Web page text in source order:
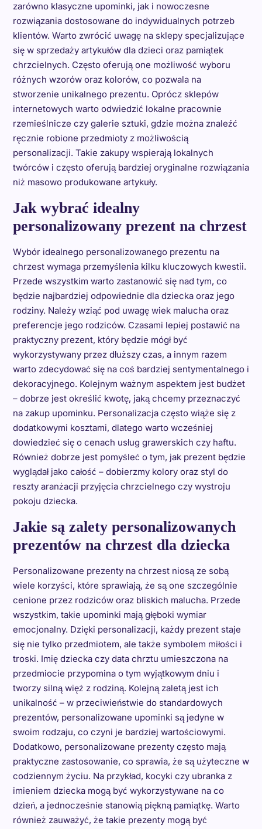
zarówno klasyczne upominki, jak i nowoczesne
rozwiązania dostosowane do indywidualnych potrzeb
klientów. Warto zwrócić uwagę na sklepy specjalizujące
się w sprzedaży artykułów dla dzieci oraz pamiątek
chrzcielnych. Często oferują one możliwość wyboru
różnych wzorów oraz kolorów, co pozwala na
stworzenie unikalnego prezentu. Oprócz sklepów
internetowych warto odwiedzić lokalne pracownie
rzemieślnicze czy galerie sztuki, gdzie można znaleźć
ręcznie robione przedmioty z możliwością
personalizacji. Takie zakupy wspierają lokalnych
twórców i często oferują bardziej oryginalne rozwiązania
niż masowo produkowane artykuły.
Jak wybrać idealny
personalizowany prezent na chrzest
Wybór idealnego personalizowanego prezentu na
chrzest wymaga przemyślenia kilku kluczowych kwestii.
Przede wszystkim warto zastanowić się nad tym, co
będzie najbardziej odpowiednie dla dziecka oraz jego
rodziny. Należy wziąć pod uwagę wiek malucha oraz
preferencje jego rodziców. Czasami lepiej postawić na
praktyczny prezent, który będzie mógł być
wykorzystywany przez dłuższy czas, a innym razem
warto zdecydować się na coś bardziej sentymentalnego i
dekoracyjnego. Kolejnym ważnym aspektem jest budżet
– dobrze jest określić kwotę, jaką chcemy przeznaczyć
na zakup upominku. Personalizacja często wiąże się z
dodatkowymi kosztami, dlatego warto wcześniej
dowiedzieć się o cenach usług grawerskich czy haftu.
Również dobrze jest pomyśleć o tym, jak prezent będzie
wyglądał jako całość – dobierzmy kolory oraz styl do
reszty aranżacji przyjęcia chrzcielnego czy wystroju
pokoju dziecka.
Jakie są zalety personalizowanych
prezentów na chrzest dla dziecka
Personalizowane prezenty na chrzest niosą ze sobą
wiele korzyści, które sprawiają, że są one szczególnie
cenione przez rodziców oraz bliskich malucha. Przede
wszystkim, takie upominki mają głęboki wymiar
emocjonalny. Dzięki personalizacji, każdy prezent staje
się nie tylko przedmiotem, ale także symbolem miłości i
troski. Imię dziecka czy data chrztu umieszczona na
przedmiocie przypomina o tym wyjątkowym dniu i
tworzy silną więź z rodziną. Kolejną zaletą jest ich
unikalność – w przeciwieństwie do standardowych
prezentów, personalizowane upominki są jedyne w
swoim rodzaju, co czyni je bardziej wartościowymi.
Dodatkowo, personalizowane prezenty często mają
praktyczne zastosowanie, co sprawia, że są użyteczne w
codziennym życiu. Na przykład, kocyki czy ubranka z
imieniem dziecka mogą być wykorzystywane na co
dzień, a jednocześnie stanowią piękną pamiątkę. Warto
również zauważyć, że takie prezenty mogą być